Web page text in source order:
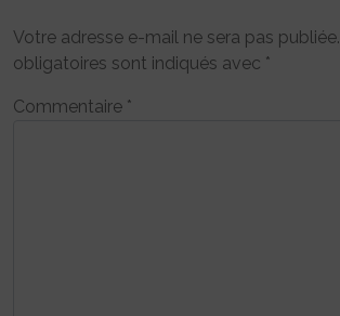
Votre adresse e-mail ne sera pas publiée.
obligatoires sont indiqués avec *
Commentaire *